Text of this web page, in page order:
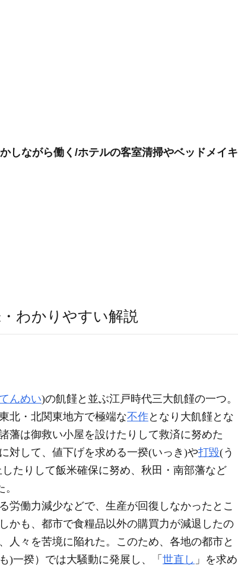
しながら働く/ホテルの客室清掃やベッドメイキ
わかりやすい解説
てんめい)の飢饉と並ぶ江戸時代三大飢饉の一つ。
北・北関東地方で極端な不作となり大飢饉とな
藩は御救い小屋を設けたりして救済に努めた
対して、値下げを求める一揆(いっき)や打毀(う
たりして飯米確保に努め、秋田・南部藩など
労働力減少などで、生産が回復しなかったとこ
かも、都市で食糧品以外の購買力が減退したの
人々を苦境に陥れた。このため、各地の都市と
)一揆）では大騒動に発展し、「 世直し 」を求め